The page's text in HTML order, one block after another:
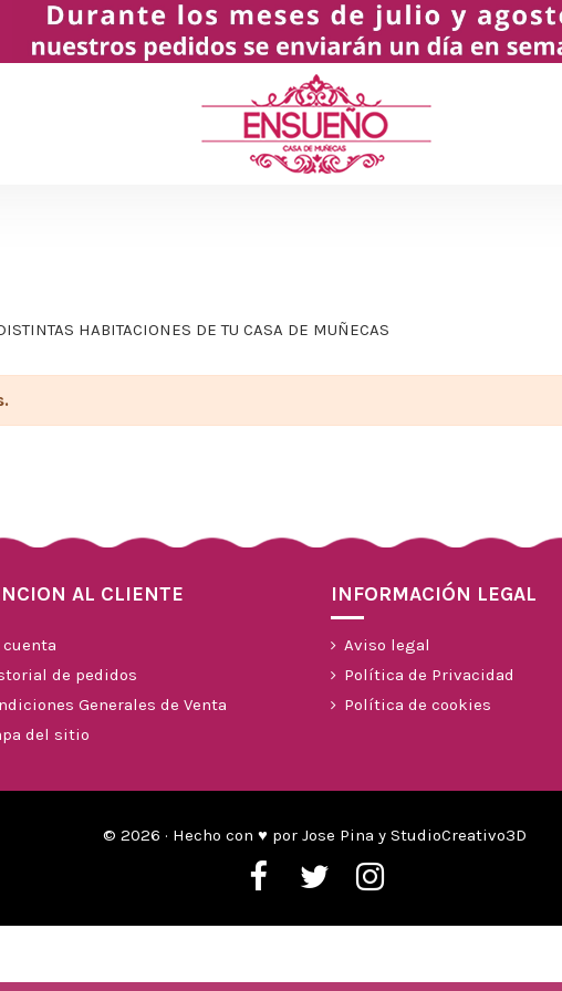
HABITACIONES DE TU CASA DE MUÑECAS
AL CLIENTE
de pedidos
Generales de Venta
del sitio
INFORMACIÓN LEGAL
Aviso legal
Política de Privacidad
Política de cookies
© 2026 · Hecho con ♥ por Jose Pina y StudioCreativo3D